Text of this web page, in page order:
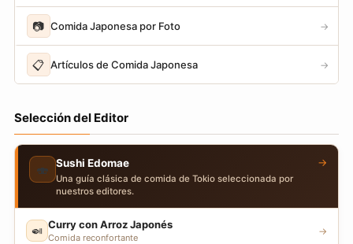
📷 Comida Japonesa por Foto →
📋 Artículos de Comida Japonesa →
Selección del Editor
🍣 Sushi Edomae
Una guía clásica de comida de Tokio seleccionada por
nuestros editores.
→
🍛 Curry con Arroz Japonés
Comida reconfortante
→